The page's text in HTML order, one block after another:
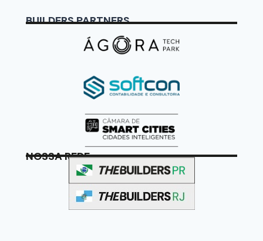
BUILDERS PARTNERS
NOSSA REDE